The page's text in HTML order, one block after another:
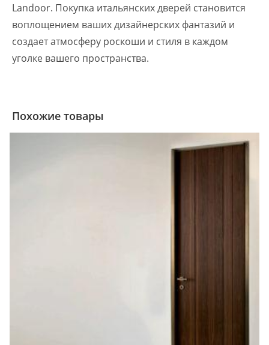
Landoor. Покупка итальянских дверей становится
воплощением ваших дизайнерских фантазий и
создает атмосферу роскоши и стиля в каждом
уголке вашего пространства.
Похожие товары